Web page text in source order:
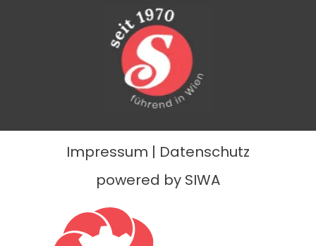
Impressum | Datenschutz
powered by SIWA